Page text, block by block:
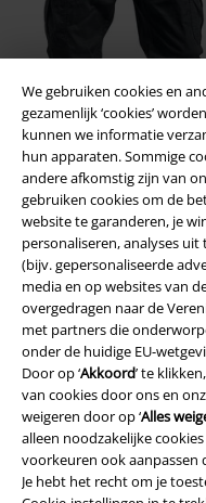
We gebruiken cookies en
gezamenlijk ‘cookies’
kunnen we informatie
hun apparaten. Sommige
andere afkomstig zijn van
gebruiken cookies om de
website te garanderen, je
personaliseren, analyses
(bijv. gepersonaliseerde
media en op websites van
overgedragen naar de
met partners die
onder de huidige EU-
Door op ‘Akkoord’ te
van cookies door ons en
weigeren door op ‘Alles
alleen noodzakelijke
voorkeuren ook aanpassen
Je hebt het recht om je
% Bijna uitverkocht
€ 43,99
Straight Leg Cargo Trousers
Urban Classics
Cargobroek